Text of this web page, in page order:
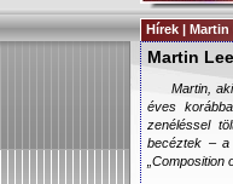
Hírek | Martin
Martin
Martin,
éves
zenéléssel
becéztek – a
„Composition